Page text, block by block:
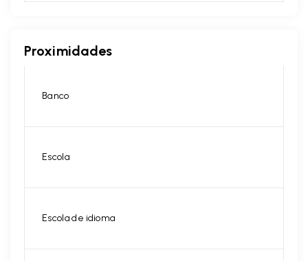
Proximidades
Banco
Escola
Escola de idioma